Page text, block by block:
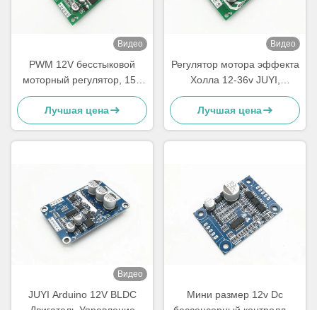
Видео
PWM 12V бесстыковой
моторный регулятор, 15A
12V постоянный регулятор
мотора -20 - 85°C Рабочий
цикл 0-100% Моторная
панель управления
Лучшая цена
Видео
Регулятор мотора эффекта
Холла 12-36v JUYI,
монтажная плата JYQD-
V7.3E2 водителя мотора
BLDC
Лучшая цена
Видео
JUYI Arduino 12V BLDC
Мини размер 12v Dc